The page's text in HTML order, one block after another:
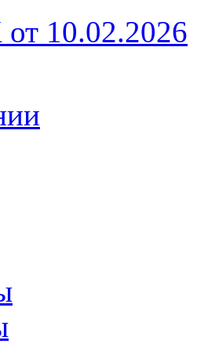
10.02.2026